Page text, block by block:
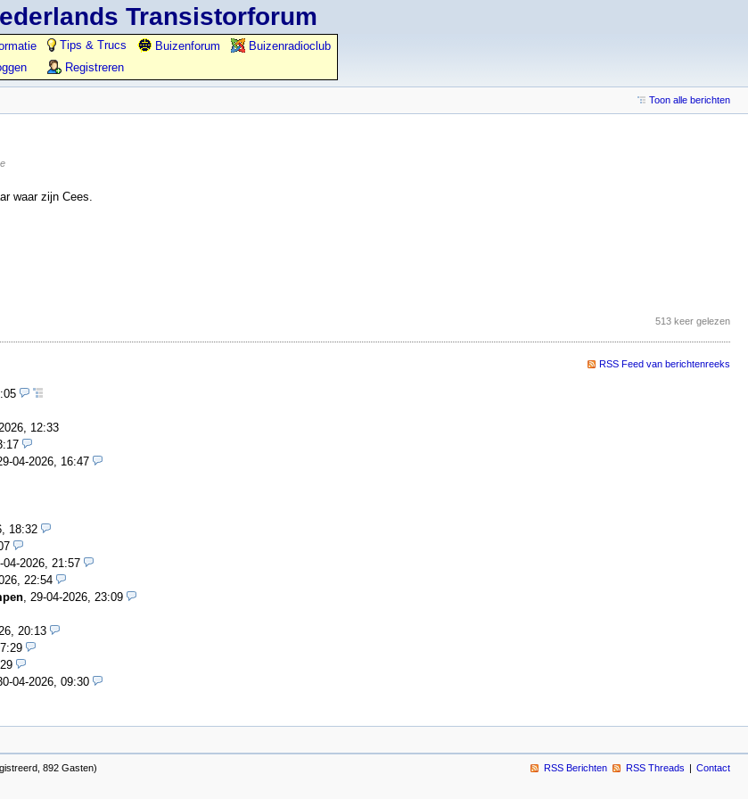
Transistorforum
Tips & Trucs Buizenforum
Buizenradioclub
Registreren
Toon alle berichten
waar zijn Cees.
513 keer gelezen
RSS Feed van berichtenreeks
12:33
04-2026, 16:47
18:32
04-2026, 21:57
22:54
, 29-04-2026, 23:09
20:13
04-2026, 09:30
892 Gasten)
RSS Berichten RSS Threads Contact